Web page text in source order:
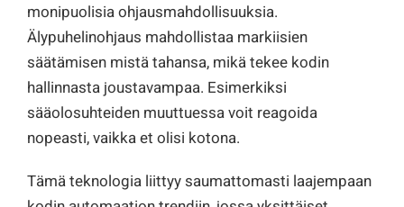
monipuolisia ohjausmahdollisuuksia.
Älypuhelinohjaus mahdollistaa markiisien
säätämisen mistä tahansa, mikä tekee kodin
hallinnasta joustavampaa. Esimerkiksi
sääolosuhteiden muuttuessa voit reagoida
nopeasti, vaikka et olisi kotona.
Tämä teknologia liittyy saumattomasti laajempaan